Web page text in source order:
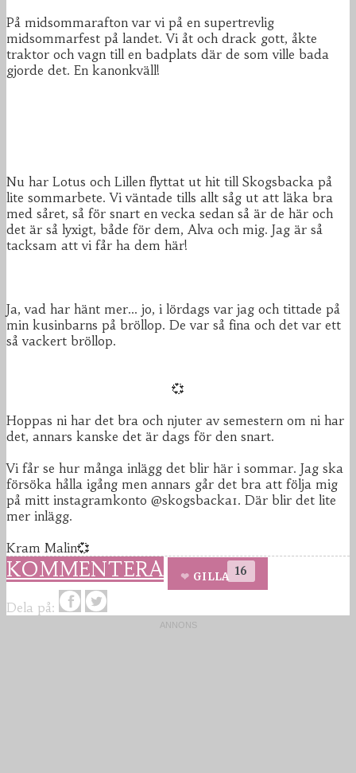
På midsommarafton var vi på en supertrevlig
midsommarfest på landet. Vi åt och drack gott, åkte
traktor och vagn till en badplats där de som ville bada
gjorde det. En kanonkväll!
Nu har Lotus och Lillen flyttat ut hit till Skogsbacka på
lite sommarbete. Vi väntade tills allt såg ut att läka bra
med såret, så för snart en vecka sedan så är de här och
det är så lyxigt, både för dem, Alva och mig. Jag är så
tacksam att vi får ha dem här!
Ja, vad har hänt mer... jo, i lördags var jag och tittade på
min kusinbarns på bröllop. De var så fina och det var ett
så vackert bröllop.
💞
Hoppas ni har det bra och njuter av semestern om ni har
det, annars kanske det är dags för den snart.
Vi får se hur många inlägg det blir här i sommar. Jag ska
försöka hålla igång men annars går det bra att följa mig
på mitt instagramkonto @skogsbacka1. Där blir det lite
mer inlägg.
Kram Malin💞
KOMMENTERA 16
GILLA
Dela på: